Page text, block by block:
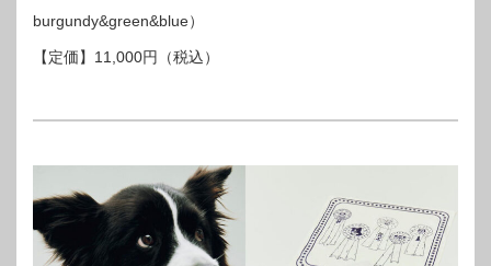
burgundy&green&blue）
【定価】11,000円（税込）